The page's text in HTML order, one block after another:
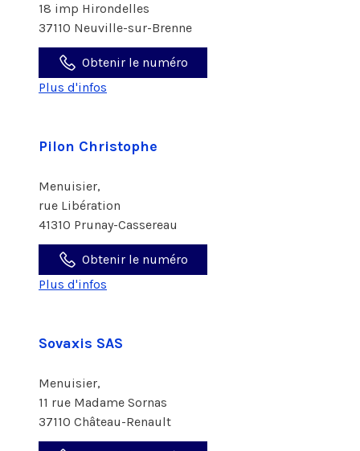
18 imp Hirondelles
37110 Neuville-sur-Brenne
Obtenir le numéro
Plus d'infos
Pilon Christophe
Menuisier,
rue Libération
41310 Prunay-Cassereau
Obtenir le numéro
Plus d'infos
Sovaxis SAS
Menuisier,
11 rue Madame Sornas
37110 Château-Renault